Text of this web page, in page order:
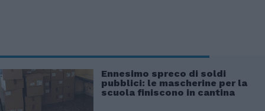
Ennesimo spreco di soldi
pubblici: le mascherine per la
scuola finiscono in cantina